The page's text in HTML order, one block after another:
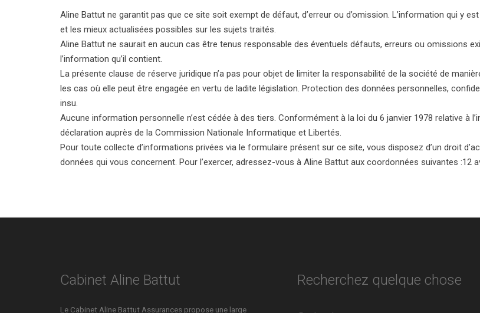
Aline Battut ne garantit pas que ce site soit exempt de défaut, d’erreur ou d’omission. L’information qui y
et les mieux actualisées possibles sur les sujets traités.
Aline Battut ne saurait en aucun cas être tenus responsable des éventuels défauts, erreurs ou omissions
l’information qu’il contient.
La présente clause de réserve juridique n’a pas pour objet de limiter la responsabilité de la société de
les cas où elle peut être engagée en vertu de ladite législation. Protection des données personnelles,
insu.
Aucune information personnelle n’est cédée à des tiers. Conformément à la loi du 6 janvier 1978 relative à
déclaration auprès de la Commission Nationale Informatique et Libertés.
Pour toute collecte d’informations privées via le formulaire présent sur ce site, vous disposez d’un droit
données qui vous concernent. Pour l’exercer, adressez-vous à Aline Battut aux coordonnées suivantes :12
Cabinet Aline Battut
Le Cabinet Aline Battut Assurances propose une large
Recherchez quelque chose